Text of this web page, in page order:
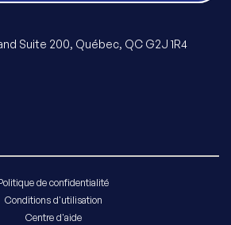
Suite 200, Québec, QC G2J 1R4
de confidentialité
Conditions d'utilisation
Centre d'aide